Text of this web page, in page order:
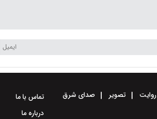
روایت تصویر صدای شرق
تماس با ما
درباره ما